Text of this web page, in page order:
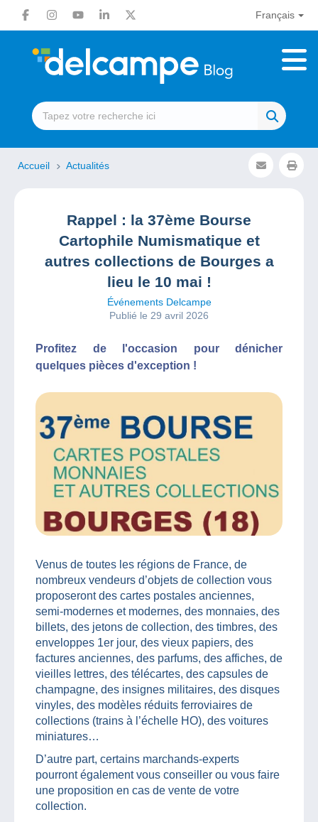
Français
Accueil Actualités
Rappel : la 37ème Bourse
Cartophile Numismatique et
autres collections de Bourges a
lieu le 10 mai !
Événements Delcampe
Publié le 29 avril 2026
Profitez de l'occasion pour dénicher
quelques pièces d'exception !
Venus de toutes les régions de France, de
nombreux vendeurs d’objets de collection vous
proposeront des cartes postales anciennes,
semi-modernes et modernes, des monnaies, des
billets, des jetons de collection, des timbres, des
enveloppes 1er jour, des vieux papiers, des
factures anciennes, des parfums, des affiches, de
vieilles lettres, des télécartes, des capsules de
champagne, des insignes militaires, des disques
vinyles, des modèles réduits ferroviaires de
collections (trains à l’échelle HO), des voitures
miniatures…
D’autre part, certains marchands-experts
pourront également vous conseiller ou vous faire
une proposition en cas de vente de votre
collection.